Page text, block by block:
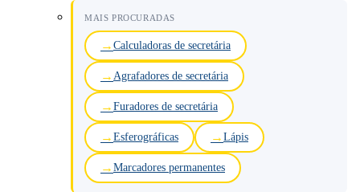
MAIS PROCURADAS
Calculadoras de secretária
Agrafadores de secretária
Furadores de secretária
Esferográficas Lápis
Marcadores permanentes